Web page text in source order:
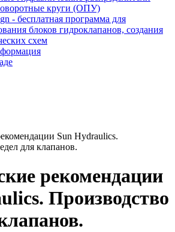
круги (ОПУ)
- бесплатная программа для
блоков гидроклапанов, создания
схем
Sun Hydraulics.
для клапанов.
рекомендации
Производство